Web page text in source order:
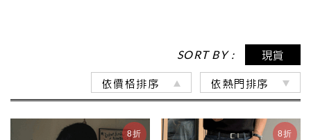
SORT BY : 現貨
依價格排序 依熱門排序
8折 8折